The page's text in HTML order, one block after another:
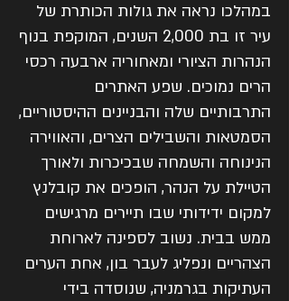
במהלכו נראה את גולות הכותרת של
עיר זו בת 2,000 השנים, המוקפת בנוף
הנהרות הציורי ומאחוריה ארבעה רכסי
הרים נמוכים. שפע האתרים
התרבותיים שלה והבניינים ההיסטוריים,
הסמטאות והשבילים הצרים, והאווירה
הנינוחה והשמחה שבכיכרות ולאורך
הטיילת על הנהר, הופכים את קובלנץ
למקום ידידותי שבו תיירים מרגישים
ממש בבית. נשוב לספינה לארוחת
הצהריים ונפליג לעבר בון, אחת הערים
העתיקות בגרמניה, שנוסדה בידי